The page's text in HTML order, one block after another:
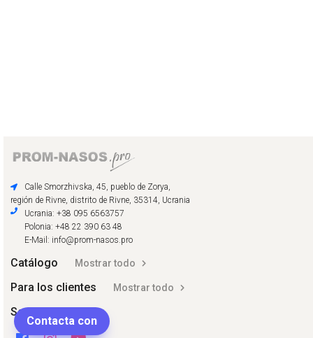
Calle Smorzhivska, 45, pueblo de Zorya,
región de Rivne, distrito de Rivne, 35314, Ucrania
Ucrania: +38 095 6563757
Polonia: +48 22 390 63 48
E-Mail: info@prom-nasos.pro
Catálogo Mostrar todo
Para los clientes Mostrar todo
Social
Contacta con